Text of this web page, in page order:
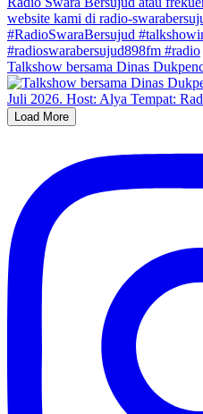
Talkshow bersama Dinas
Load More